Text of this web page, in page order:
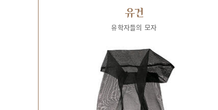
유건
유학자들의 모자